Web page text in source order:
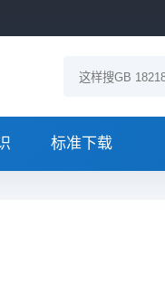
标准下载